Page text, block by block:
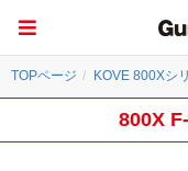
TOPページ KOVE 800Xシ
800X